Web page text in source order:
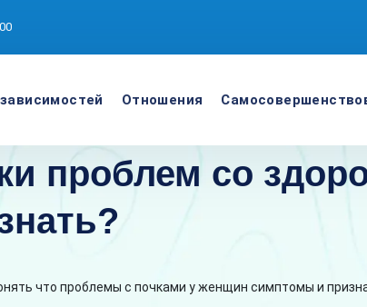
Отношения
проблем со
что проблемы с почками у женщин симптомы и